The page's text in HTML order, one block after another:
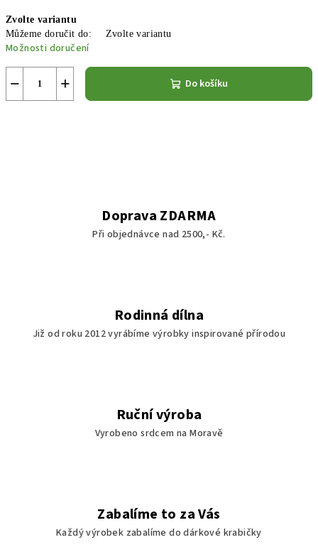
cena:
Zvolte variantu
Můžeme doručit do:
Zvolte variantu
Možnosti doručení
+
− Do košíku
Doprava ZDARMA
Při objednávce nad 2500,- Kč.
Rodinná dílna
Již od roku 2012 vyrábíme výrobky inspirované přírodou
Ruční výroba
Vyrobeno srdcem na Moravě
Zabalíme to za Vás
Každý výrobek zabalíme do dárkové krabičky